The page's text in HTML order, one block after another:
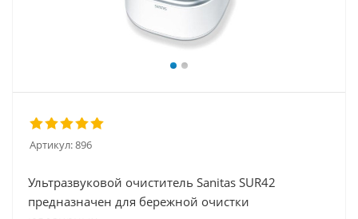
Артикул:896
Ультразвуковой очиститель Sanitas SUR42
предназначен для бережной очистки